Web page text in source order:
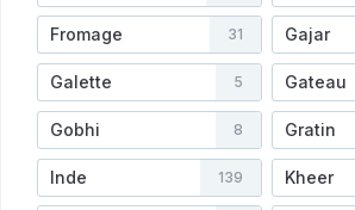
Fromage 31 Gajar
Galette 5 Gateau
Gobhi 8 Gratin
Inde 139 Kheer